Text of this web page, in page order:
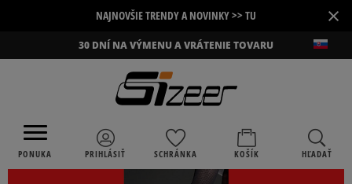
NAJNOVŠIE TRENDY A NOVINKY >> TU ×
30 DNÍ NA VÝMENU A VRÁTENIE TOVARU
PONUKA PRIHLÁSIŤ SCHRÁNKA KOŠÍK HĽADAŤ